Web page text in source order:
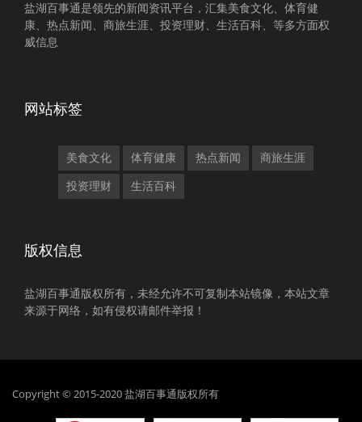
盐湖百事通是领先的新闻资讯平台，汇集美食文化、体育健
康、热点新闻、商旅生涯、投资理财、生活百科、等多方面权
威信息
网站标签
美食文化 体育健康 热点新闻 商旅生涯
投资理财 生活百科
版权信息
盐湖百事通版权所有，未经允许不可复制本站镜像，本站文章
来源于网络，如有侵权请邮件举报！
Copyright © 2015-2020 盐湖百事通版权所有